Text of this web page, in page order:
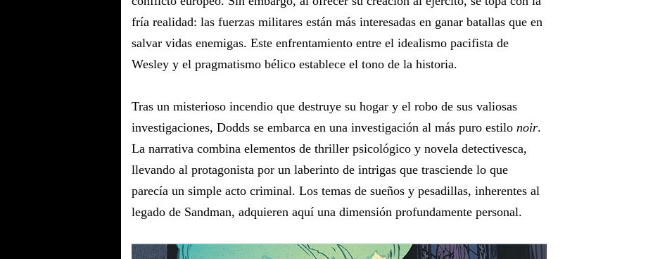
fría realidad: las fuerzas militares están más interesadas en ganar batallas que en
salvar vidas enemigas. Este enfrentamiento entre el idealismo pacifista de
Wesley y el pragmatismo bélico establece el tono de la historia.
Tras un misterioso incendio que destruye su hogar y el robo de sus valiosas
investigaciones, Dodds se embarca en una investigación al más puro estilo noir.
La narrativa combina elementos de thriller psicológico y novela detectivesca,
llevando al protagonista por un laberinto de intrigas que trasciende lo que
parecía un simple acto criminal. Los temas de sueños y pesadillas, inherentes al
legado de Sandman, adquieren aquí una dimensión profundamente personal.